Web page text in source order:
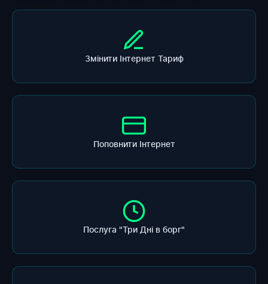
Змінити Інтернет Тариф
Поповнити Інтернет
Послуга "Три Дні в борг"